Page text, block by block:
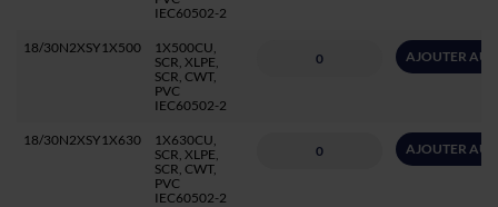
IEC60502-2
18/30N2XSY1X500
1X500CU,
SCR, XLPE,
SCR, CWT,
PVC
IEC60502-2
AJOUTER AU
18/30N2XSY1X630
1X630CU,
SCR, XLPE,
SCR, CWT,
PVC
IEC60502-2
AJOUTER AU